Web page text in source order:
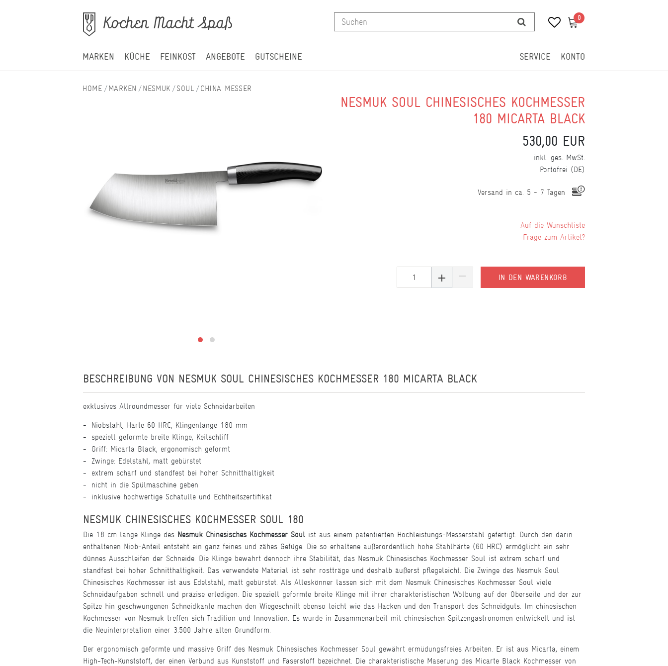
0 0
MARKEN KÜCHE FEINKOST ANGEBOTE GUTSCHEINE SERVICE KONTO
MARKEN NESMUK SOUL CHINA MESSER
NESMUK SOUL CHINESISCHES KOCHMESSER
180 MICARTA BLACK
530,00 EUR
inkl. ges. MwSt.
Portofrei (DE)
Versand in ca. 5 - 7 Tagen
IN DEN WARENKORB
Wunschliste
Frage zum Artikel?
BESCHREIBUNG VON NESMUK SOUL CHINESISCHES KOCHMESSER 180 MICARTA BLACK
exklusives Allroundmesser für viele Schneidarbeiten
Niobstahl, Härte 60 HRC, Klingenlänge 180 mm
speziell geformte breite Klinge, Keilschliff
Griff: Micarta Black, ergonomisch geformt
Zwinge: Edelstahl, matt gebürstet
extrem scharf und standfest bei hoher Schnitthaltigkeit
nicht in die Spülmaschine geben
inklusive hochwertige Schatulle und Echtheitszertifikat
NESMUK CHINESISCHES KOCHMESSER SOUL 180
Die 18 cm lange Klinge des Nesmuk Chinesisches Kochmesser Soul ist aus einem patentierten Hochleistungs-Messerstahl gefertigt. Durch den darin
enthaltenen Niob-Anteil entsteht ein ganz feines und zähes Gefüge. Die so erhaltene außerordentlich hohe Stahlhärte (60 HRC) ermöglicht ein sehr
dünnes Ausschleifen der Schneide. Die Klinge bewahrt dennoch ihre Stabilität, das Nesmuk Chinesisches Kochmesser Soul ist extrem scharf und
standfest bei hoher Schnitthaltigkeit. Das verwendete Material ist sehr rostträge und deshalb äußerst pflegeleicht. Die Zwinge des Nesmuk Soul
Chinesisches Kochmesser ist aus Edelstahl, matt gebürstet. Als Alleskönner lassen sich mit dem Nesmuk Chinesisches Kochmesser Soul viele
Schneidaufgaben schnell und präzise erledigen. Die speziell geformte breite Klinge mit ihrer charakteristischen Wölbung auf der Oberseite und der zur
Spitze hin geschwungenen Schneidkante machen den Wiegeschnitt ebenso leicht wie das Hacken und den Transport des Schneidguts. Im chinesischen
Kochmesser von Nesmuk treffen sich Tradition und Innovation: Es wurde in Zusammenarbeit mit chinesischen Spitzengastronomen entwickelt und ist
die Neuinterpretation einer 3.500 Jahre alten Grundform.
Der ergonomisch geformte und massive Griff des Nesmuk Chinesisches Kochmesser Soul gewährt ermüdungsfreies Arbeiten. Er ist aus Micarta, einem
High-Tech-Kunststoff, der einen Verbund aus Kunststoff und Faserstoff bezeichnet. Die charakteristische Maserung des Micarte Black Kochmesser von